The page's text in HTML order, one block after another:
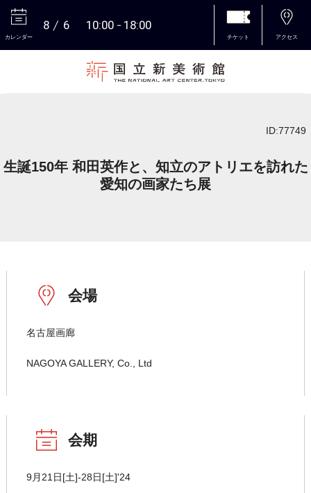
カレンダー
8 6 10:00 18:00
チケット アクセス
ID:77749
生誕150年 和田英作と、知立のアトリエを訪れた
愛知の画家たち展
会場
名古屋画廊
NAGOYA GALLERY, Co., Ltd
会期
9月21日[土]-28日[土]'24